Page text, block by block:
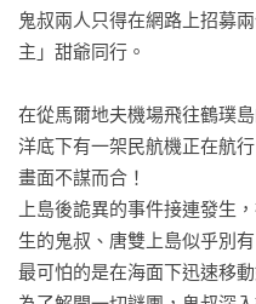
鬼叔兩人只得在網路上招募
主」甜爺同行。
在從馬爾地夫機場飛往鶴璞
洋底下有一架民航機正在航
畫面不謀而合！
上島後詭異的事件接連發生
生的鬼叔、唐雙上島似乎別有
最可怕的是在海面下迅速移